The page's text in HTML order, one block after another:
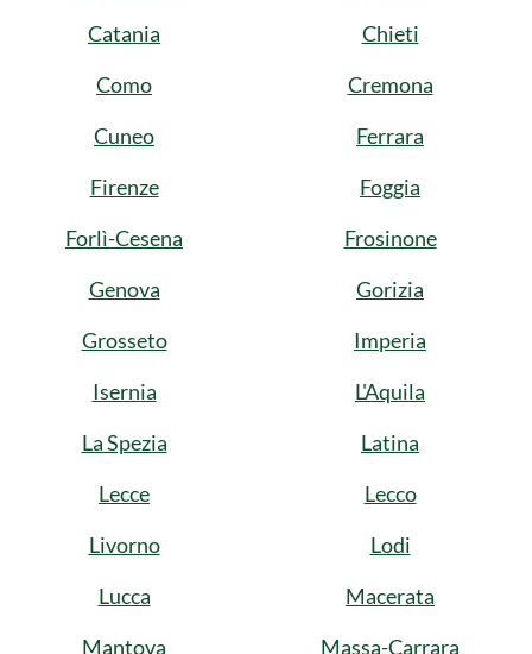
Catania
Chieti
Como
Cremona
Cuneo
Ferrara
Firenze
Foggia
Forlì-Cesena
Frosinone
Genova
Gorizia
Grosseto
Imperia
Isernia
L'Aquila
La Spezia
Latina
Lecce
Lecco
Livorno
Lodi
Lucca
Macerata
Mantova
Massa-Carrara